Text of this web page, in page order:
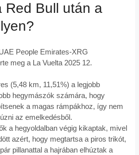
Red Bull után a
People Emirates-XRG
meg a La Vuelta 2025 12.
(5,48 km, 11,51%) a legjobb
hegymászók számára, hogy
a magas rámpákhoz, így nem
az emelkedésből.
a hegyoldalban végig kikaptak, mivel
azért, hogy megtartsa a piros trikót,
pillanattal a hajrában elhúztak a